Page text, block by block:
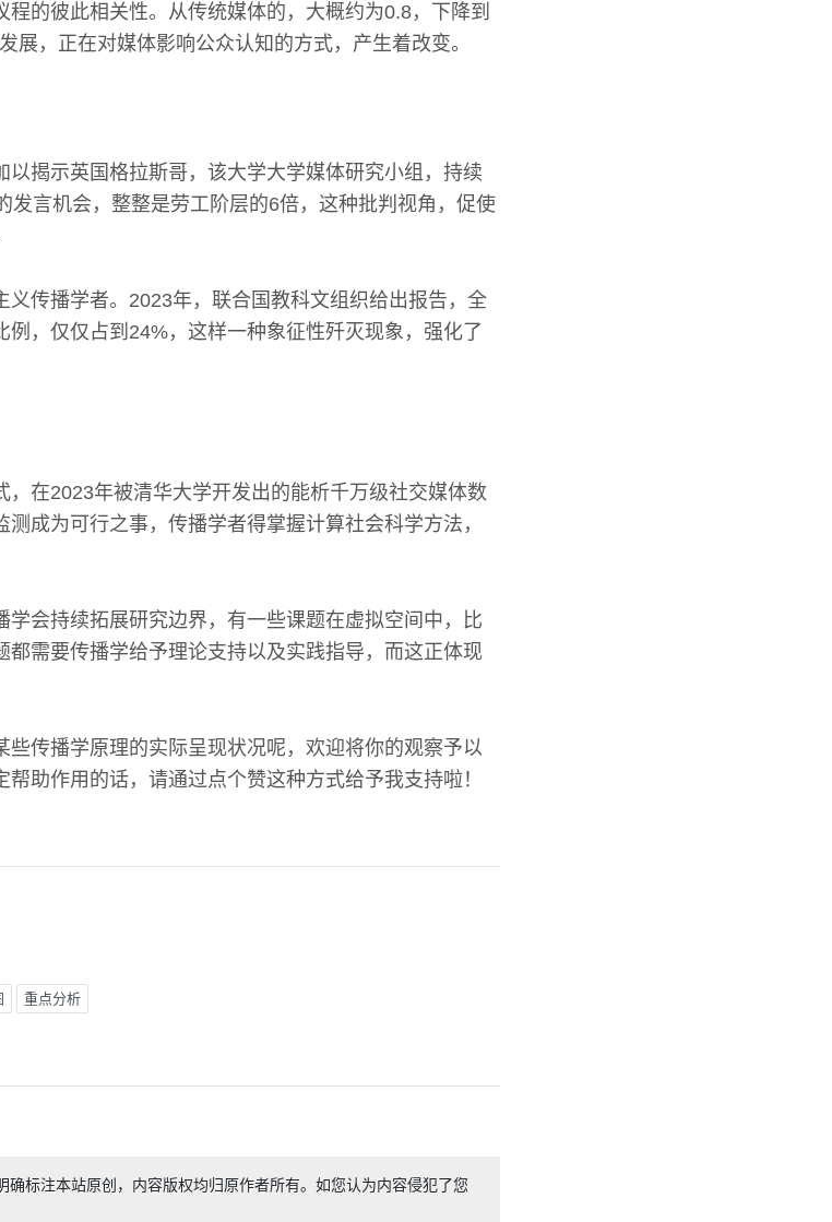
的彼此相关性。从传统媒体的，大概约为0.8，下降到
展，正在对媒体影响公众认知的方式，产生着改变。
揭示英国格拉斯哥，该大学大学媒体研究小组，持续
发言机会，整整是劳工阶层的6倍，这种批判视角，促使
义传播学者。2023年，联合国教科文组织给出报告，全
，仅仅占到24%，这样一种象征性歼灭现象，强化了
，在2023年被清华大学开发出的能析千万级社交媒体数
成为可行之事，传播学者得掌握计算社会科学方法，
学会持续拓展研究边界，有一些课题在虚拟空间中，比
需要传播学给予理论支持以及实践指导，而这正体现
传播学原理的实际呈现状况呢，欢迎将你的观察予以
助作用的话，请通过点个赞这种方式给予我支持啦！
重点分析
标注本站原创，内容版权均归原作者所有。如您认为内容侵犯了您